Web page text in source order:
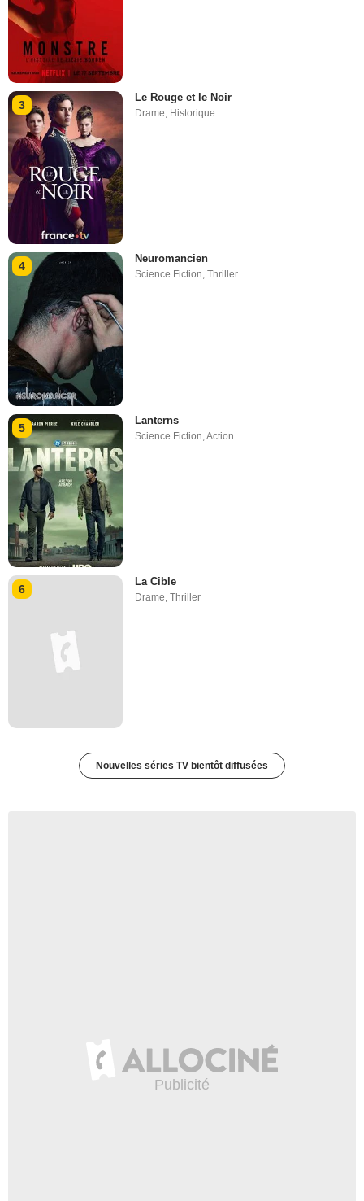
3
Le Rouge et le Noir
Drame, Historique
4
Neuromancien
Science Fiction,Thriller
5
Lanterns
Science Fiction ,Action
6
La Cible
Drame,Thriller
Nouvelles séries TV bientôt diffusées